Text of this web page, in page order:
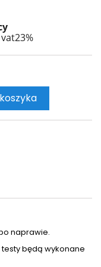
naprawie.
będą wykonane